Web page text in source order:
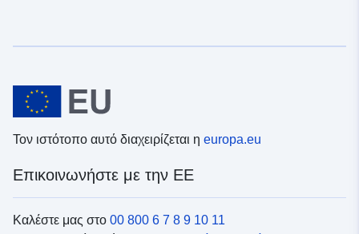
Τον ιστότοπο αυτό διαχειρίζεται η europa.eu
Επικοινωνήστε με την ΕΕ
Καλέστε μας στο 00 800 6 7 8 9 10 11